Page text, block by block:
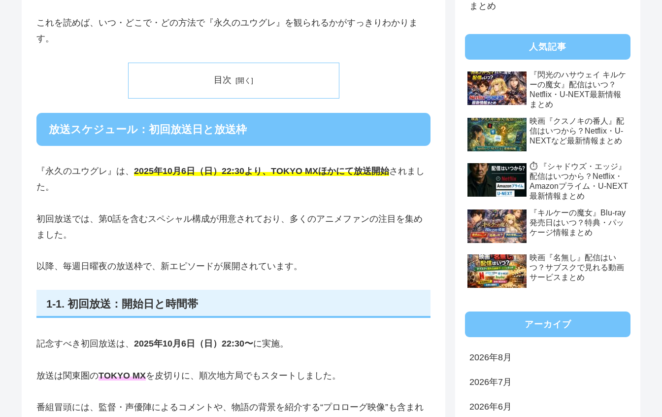
これを読めば、いつ・どこで・どの方法で『永久のユウグレ』を観られるかがすっきりわかりま
す。
目次
放送スケジュール：初回放送日と放送枠
『永久のユウグレ』は、 2025年10月6日（日）22:30より、TOKYO MXほかにて放送開始されまし
た。
初回放送では、第0話を含むスペシャル構成が用意されており、多くのアニメファンの注目を集め
ました。
以降、毎週日曜夜の放送枠で、新エピソードが展開されています。
1‑1. 初回放送：開始日と時間帯
記念すべき初回放送は、 2025年10月6日（日）22:30〜に実施。
放送は関東圏のTOKYO MXを皮切りに、順次地方局でもスタートしました。
番組冒頭には、監督・声優陣によるコメントや、物語の背景を紹介する“プロローグ映像”も含まれ
まとめ
人気記事
『閃光のハサウェイ キルケ
ーの魔女』配信はいつ？
Netflix・U-NEXT最新情報
まとめ
映画『クスノキの番人』配
信はいつから？Netflix・U-
NEXTなど最新情報まとめ
⏱️ 『シャドウズ・エッジ』
配信はいつから？Netflix・
Amazonプライム・U-NEXT
最新情報まとめ
『キルケーの魔女』Blu-ray
発売日はいつ？特典・パッ
ケージ情報まとめ
映画『名無し』配信はい
つ？サブスクで見れる動画
サービスまとめ
アーカイブ
2026年8月
2026年7月
2026年6月